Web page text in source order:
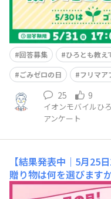
回答募集 ひろとも教え
ごみゼロの日
フリマア
25 9
イオンモバイルひ
アンケート
【結果発表中｜5月25
贈り物は何を選びます
ちは！ゴールデンウィ